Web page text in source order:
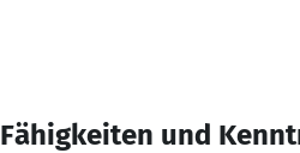
Fähigkeiten und